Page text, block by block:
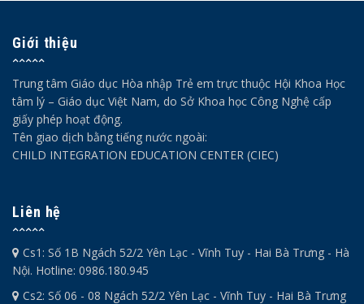
Giới thiệu
Trung tâm Giáo dục Hòa nhập Trẻ em trực thuộc Hội Khoa Học
tâm lý – Giáo dục Việt Nam, do Sở Khoa học Công Nghệ cấp
giấy phép hoạt động.
Tên giao dịch bằng tiếng nước ngoài:
CHILD INTEGRATION EDUCATION CENTER (CIEC)
Liên hệ
Cs1: Số 1B Ngách 52/2 Yên Lạc - Vĩnh Tuy - Hai Bà Trưng - Hà
Nội. Hotline: 0986.180.945
Cs2: Số 06 - 08 Ngách 52/2 Yên Lạc - Vĩnh Tuy - Hai Bà Trưng